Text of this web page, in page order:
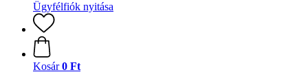
Ügyfélfiók nyitása
Kosár 0 Ft